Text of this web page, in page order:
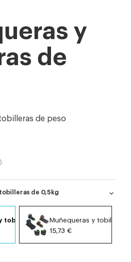
y
de
de peso
de 0,5kg expand_more
tobilleras de 0,5kgMuñequeras y tobilleras
15,73 €